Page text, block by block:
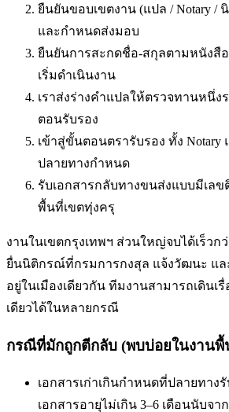
ยืนยันขอบเขตงาน (แปล / Notary /
และกำหนดส่งมอบ
ยืนยันการสะกดชื่อ-สกุลตามหนังสื
เริ่มดำเนินงาน
เราส่งร่างคำแปลให้ตรวจทานหนึ่
ตอนรับรอง
เข้าสู่ขั้นตอนตรารับรอง ทั้ง
ปลายทางกำหนด
รับเอกสารกลับทางขนส่งแบบมีเล
พื้นที่เขตทุ่งครุ
งานในเขตกรุงเทพฯ ส่วนใหญ่จบได้เร็วก
ยื่นนิติกรณ์ที่กรมการกงสุล แจ้งวัฒนะ แ
อยู่ในเมืองเดียวกัน ทีมงานสามารถเดินเ
เดียวได้ในหลายกรณี
กรณีที่มักถูกตีกลับ (พบบ่อยในงาน
เอกสารเก่าเกินกำหนดที่ปลายทางรั
เอกสารอายุไม่เกิน 3–6 เดือนนับจา